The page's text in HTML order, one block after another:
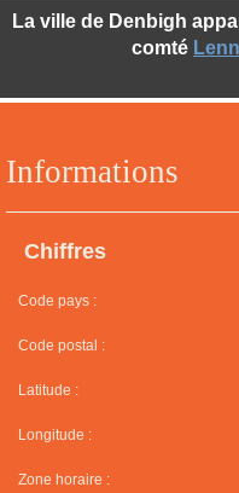
Informations
Chiffres
Code pays :
Code postal :
Latitude :
Longitude :
Zone horaire :
La ville de Denbigh
comté